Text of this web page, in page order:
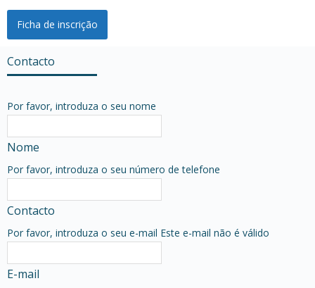
Ficha de inscrição
Contacto
Por favor, introduza o seu nome
Nome
Por favor, introduza o seu número de telefone
Contacto
Por favor, introduza o seu e-mail Este e-mail não é válido
E-mail